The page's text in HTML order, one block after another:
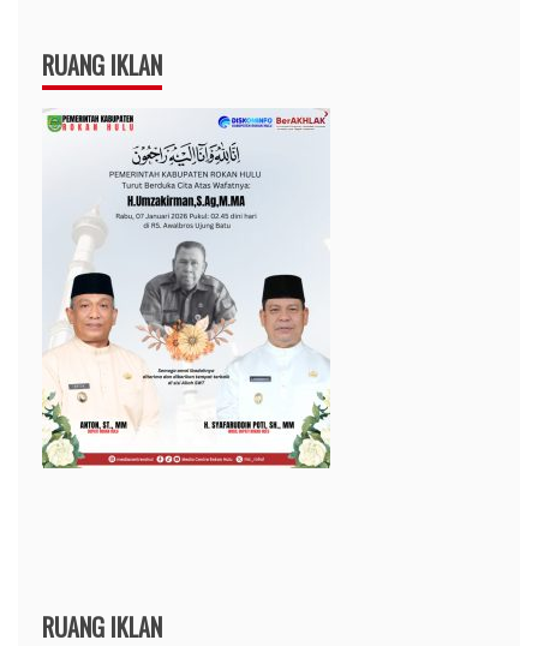
RUANG IKLAN
RUANG IKLAN